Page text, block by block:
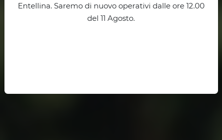
Entellina. Saremo di nuovo operativi dalle ore 12.00
del 11 Agosto.